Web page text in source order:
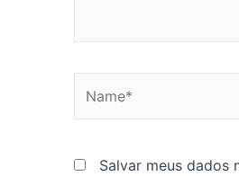
Salvar meus dados